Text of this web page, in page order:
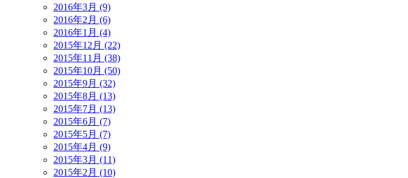
2016年3月 (9)
2016年2月 (6)
2016年1月 (4)
2015年12月 (22)
2015年11月 (38)
2015年10月 (50)
2015年9月 (32)
2015年8月 (13)
2015年7月 (13)
2015年6月 (7)
2015年5月 (7)
2015年4月 (9)
2015年3月 (11)
2015年2月 (10)